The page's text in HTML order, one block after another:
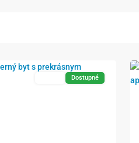
Dostupné